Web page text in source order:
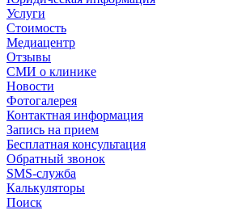
Услуги
Стоимость
Медиацентр
Отзывы
СМИ о клинике
Новости
Фотогалерея
Контактная информация
Запись на прием
Бесплатная консультация
Обратный звонок
SMS-служба
Калькуляторы
Поиск